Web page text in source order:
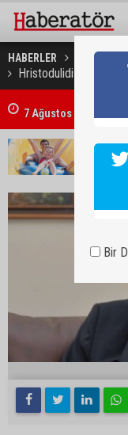
HABERLER GÜNEY
Hristodulidis: Belge
7 Ağustos 2026 Döviz
Bir